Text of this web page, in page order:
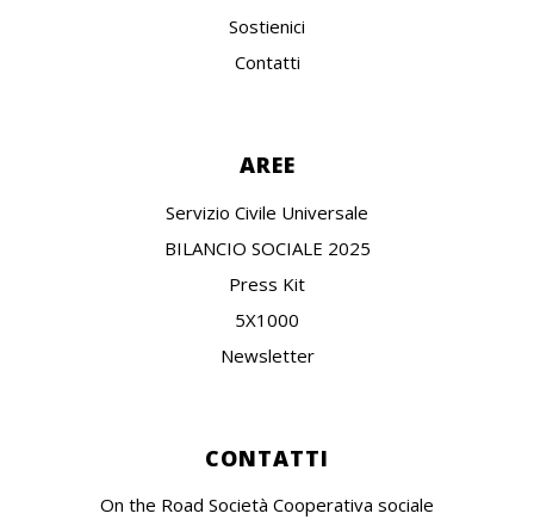
Sostienici
Contatti
AREE
Servizio Civile Universale
BILANCIO SOCIALE 2025
Press Kit
5X1000
Newsletter
CONTATTI
On the Road Società Cooperativa sociale